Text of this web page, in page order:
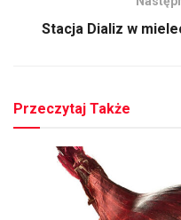
Stacja Dializ w
Przeczytaj Także